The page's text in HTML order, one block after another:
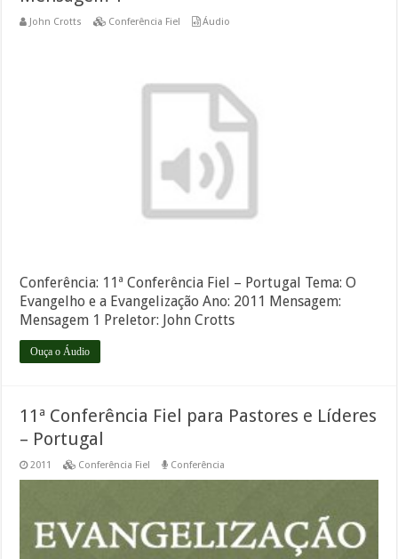
John Crotts Conferência Fiel Áudio
Conferência: 11ª Conferência Fiel – Portugal Tema: O
Evangelho e a Evangelização Ano: 2011 Mensagem:
Mensagem 1 Preletor: John Crotts
Ouça o Áudio
11ª Conferência Fiel para Pastores e Líderes
– Portugal
2011 Conferência Fiel Conferência